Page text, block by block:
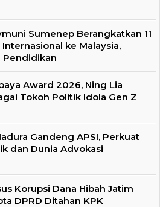
Sumenep Berangkatkan 11
ke Malaysia,
Pendidikan
Award 2026, Ning Lia
Tokoh Politik Idola Gen Z
Gandeng APSI, Perkuat
dan Dunia Advokasi
Korupsi Dana Hibah Jatim
DPRD Ditahan KPK